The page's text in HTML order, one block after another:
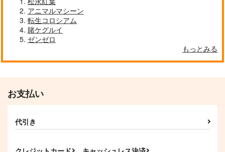
君に贈るキヅタ 2
KADOKAWA
946円（税込）
KADOKAWA
アニマルマシーン
転生コロシアム
賭ケグルイ
ゼンゼロ
もっとみる
お支払い
代引き